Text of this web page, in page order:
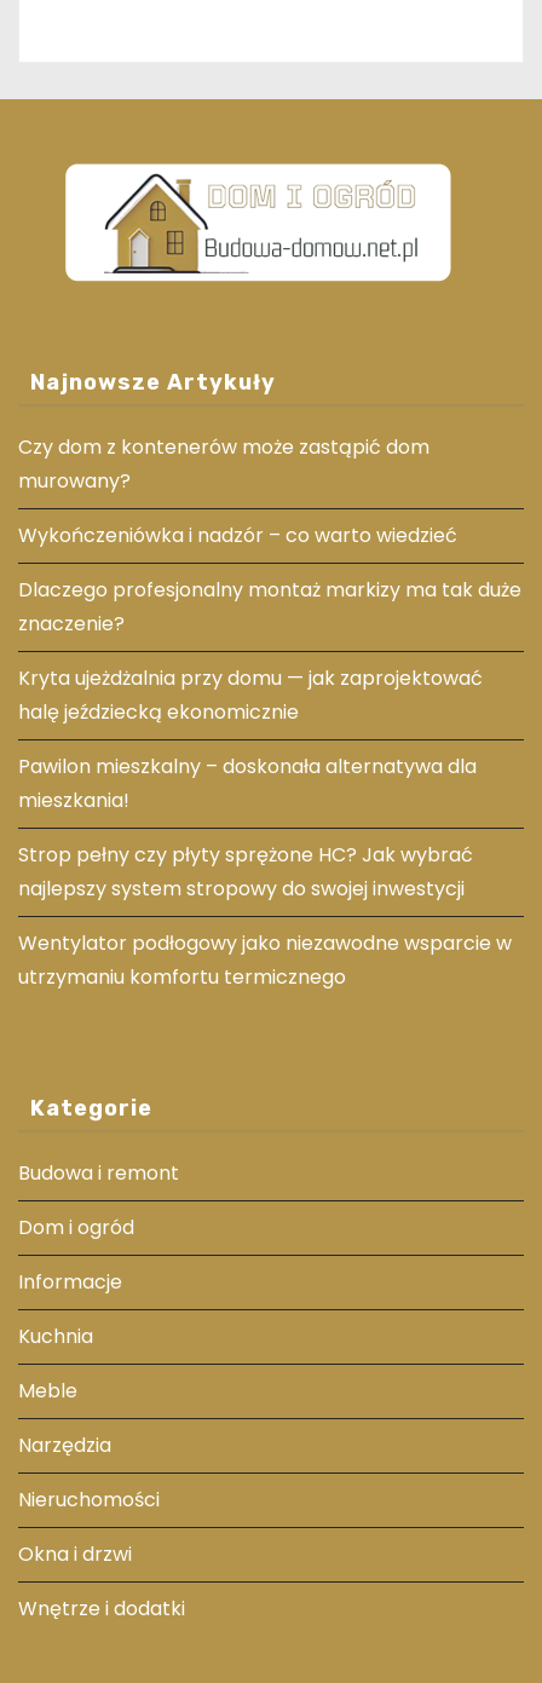
Najnowsze Artykuły
Czy dom z kontenerów może zastąpić dom
murowany?
Wykończeniówka i nadzór – co warto wiedzieć
Dlaczego profesjonalny montaż markizy ma tak duże
znaczenie?
Kryta ujeżdżalnia przy domu — jak zaprojektować
halę jeździecką ekonomicznie
Pawilon mieszkalny – doskonała alternatywa dla
mieszkania!
Strop pełny czy płyty sprężone HC? Jak wybrać
najlepszy system stropowy do swojej inwestycji
Wentylator podłogowy jako niezawodne wsparcie w
utrzymaniu komfortu termicznego
Kategorie
Budowa i remont
Dom i ogród
Informacje
Kuchnia
Meble
Narzędzia
Nieruchomości
Okna i drzwi
Wnętrze i dodatki